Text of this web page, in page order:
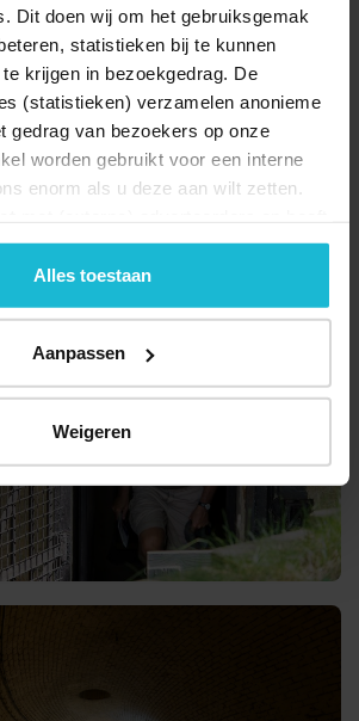
Dit doen wij om het gebruiksgemak
statistieken bij te kunnen
krijgen in bezoekgedrag. De
(statistieken) verzamelen anonieme
gedrag van bezoekers op onze
worden gebruikt voor een interne
enorm als u deze aan wilt zetten.
doelstelling. U kunt deze cookies via
beheren of weigeren.
Alles toestaan
Aanpassen
Weigeren
natuur en groene oases geworden, wat
fietsroutes heeft opgeleverd. Wie de
vanaf een andere kant bekijkt, stapt aan
vestingvaart of sluit aan bij een
over de vestingwallen. Geniet van
in oude kruitkamers, luister naar concerten in
(kunst)exposities in rauwe betonnen